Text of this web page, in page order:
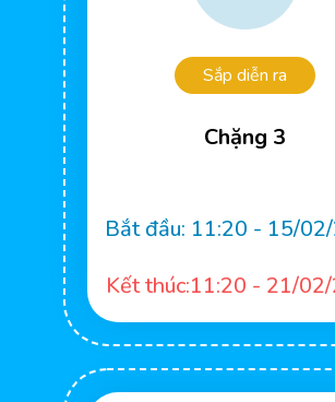
Sắp diễn ra
Chặng 3
Bắt đầu: 11:20 - 15/
Kết thúc:11:20 - 21/